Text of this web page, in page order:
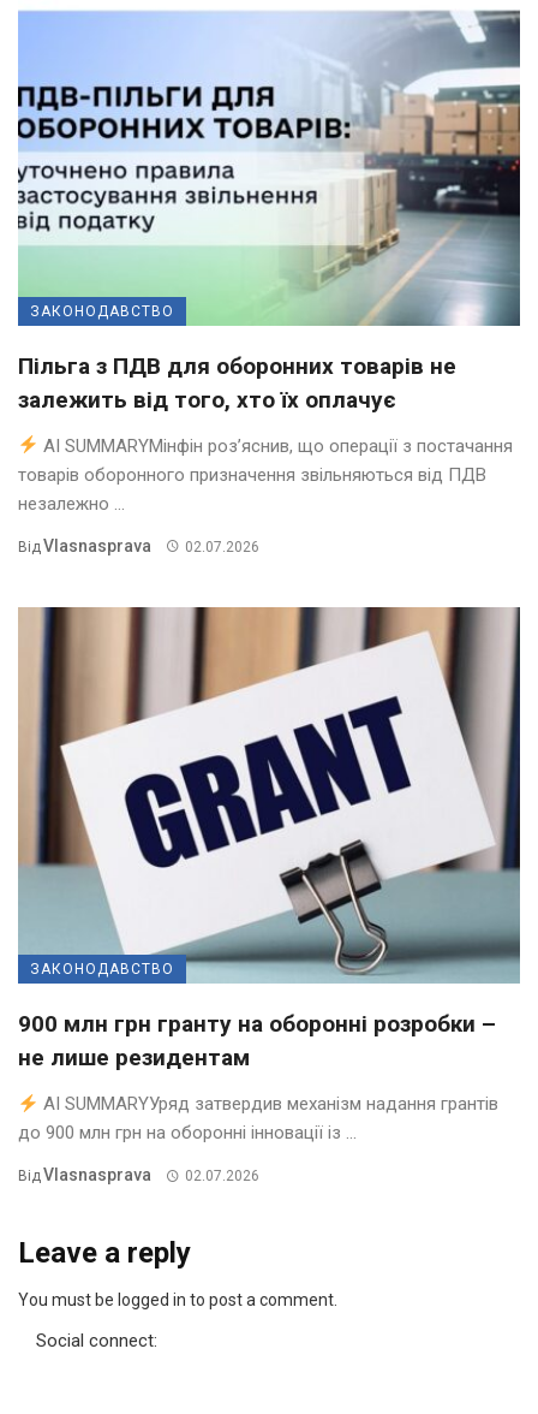
ЗАКОНОДАВСТВО
Пільга з ПДВ для оборонних товарів не
залежить від того, хто їх оплачує
AI SUMMARYМінфін роз’яснив, що операції з постачання
товарів оборонного призначення звільняються від ПДВ
незалежно ...
Від Vlasnasprava 02.07.2026
ЗАКОНОДАВСТВО
900 млн грн гранту на оборонні розробки –
не лише резидентам
AI SUMMARYУряд затвердив механізм надання грантів
до 900 млн грн на оборонні інновації із ...
ВідVlasnasprava 02.07.2026
Leave a reply
You must be logged in to post a comment.
Social connect: